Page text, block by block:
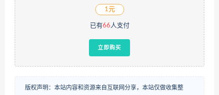
1元
已有66人支付
立即购买
版权声明：本站内容和资源来自互联网分享，本站仅做收集整